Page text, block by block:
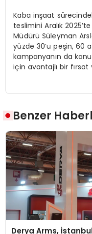
Kaba inşaat
teslimini Aralık
Müdürü Süleyman
yüzde 30’u peşin, 60
kampanyanın da
için avantajlı bir fırsat
Benzer
Derya Arms,